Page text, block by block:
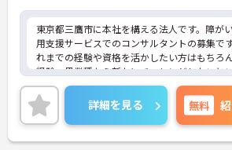
東京都三鷹市に本社を構える法人です。障が
用支援サービスでのコンサルタントの募集で
れまでの経験や資格を活かしたい方はもちろ
経験・異業種から新たにチャレンジしたいと
も大歓迎！
社員研修や資格取得支援がございますので、働
がらスキルアップを目指すことができます。
土日祝日休みで、年間休日は120日♪プライ
の時間も充実させることができます。
詳細を見る 無料